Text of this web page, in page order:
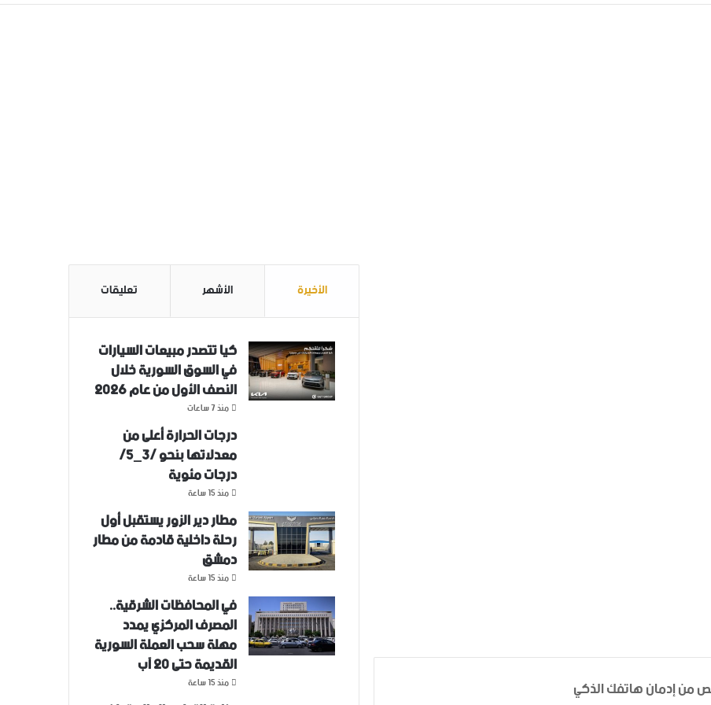
الأخيرة الأشهر تعليقات
كيا تتصدر مبيعات السيارات
في السوق السورية خلال
النصف الأول من عام 2026
منذ 7 ساعات
درجات الحرارة أعلى من
معدلاتها بنحو /3_5/
درجات مئوية
منذ 15 ساعة
مطار دير الزور يستقبل أول
رحلة داخلية قادمة من مطار
دمشق
منذ 15 ساعة
في المحافظات الشرقية..
المصرف المركزي يمدد
مهلة سحب العملة السورية
القديمة حتى 20 آب
منذ 15 ساعة